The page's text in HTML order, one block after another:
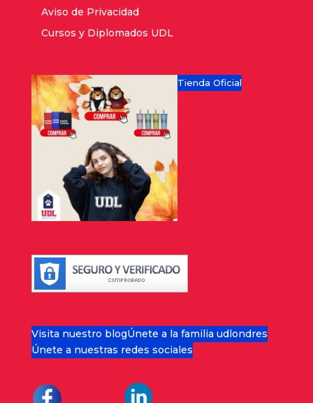
Aviso de Privacidad
Cursos y Diplomados UDL
Tienda Oficial
Visita nuestro blogÚnete a la familia udlondres
Únete a nuestras redes sociales